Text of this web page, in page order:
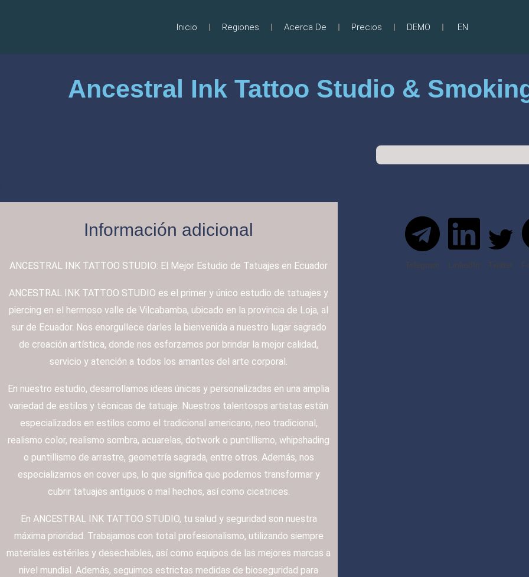
Inicio Regiones Acerca De Precios DEMO EN
Ancestral Ink Tattoo Studio &
Información adicional
ANCESTRAL INK TATTOO STUDIO: El Mejor Estudio de Tatuajes en Ecuador
ANCESTRAL INK TATTOO STUDIO es el primer y único estudio de tatuajes y
piercing en el hermoso valle de Vilcabamba, ubicado en la provincia de Loja, al
sur de Ecuador. Nos enorgullece darles la bienvenida a nuestro lugar sagrado
de creación artística, donde nos esforzamos por brindar la mejor calidad,
servicio y atención a todos los amantes del arte corporal.
En nuestro estudio, desarrollamos ideas únicas y personalizadas en una amplia
variedad de estilos y técnicas de tatuaje. Nuestros talentosos artistas están
especializados en estilos como el tradicional americano, neo tradicional,
realismo color, realismo sombra, acuarelas, dotwork o puntillismo, whipshading
o puntillismo de arrastre, geometría sagrada, entre otros. Además, nos
especializamos en cover ups, lo que significa que podemos transformar y
cubrir tatuajes antiguos o mal hechos, así como cicatrices.
En ANCESTRAL INK TATTOO STUDIO, tu salud y seguridad son nuestra
máxima prioridad. Trabajamos con total profesionalismo, utilizando siempre
materiales estériles y desechables, así como equipos de las mejores marcas a
nivel mundial. Además, seguimos estrictas medidas de bioseguridad para
Telegram LinkedIn Twitter